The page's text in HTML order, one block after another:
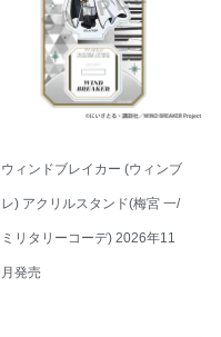
ウィンドブレイカー (ウィンブ
レ) アクリルスタンド(梅宮 一/
ミリタリーコーデ) 2026年11
月発売